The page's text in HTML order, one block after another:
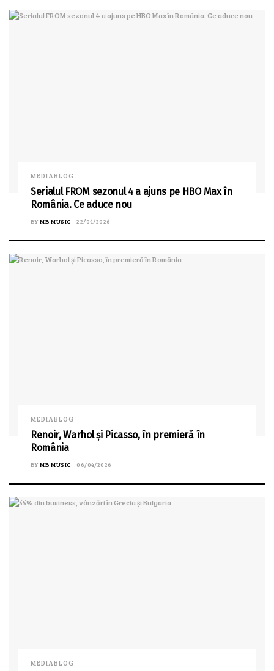
MEDIABLOG
Serialul FROM sezonul 4 a ajuns pe HBO Max în
România. Ce aduce nou
BY MB MUSIC 22/04/2026
MEDIABLOG
Renoir, Warhol și Picasso, în premieră în
România
BY MB MUSIC 06/04/2026
MEDIABLOG